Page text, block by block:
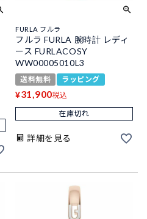
FURLA フルラ
フルラ FURLA 腕時計 レディ
ース FURLACOSY
WW00005010L3
送料無料 ラッピング
¥31,900税込
在庫切れ
詳細を見る